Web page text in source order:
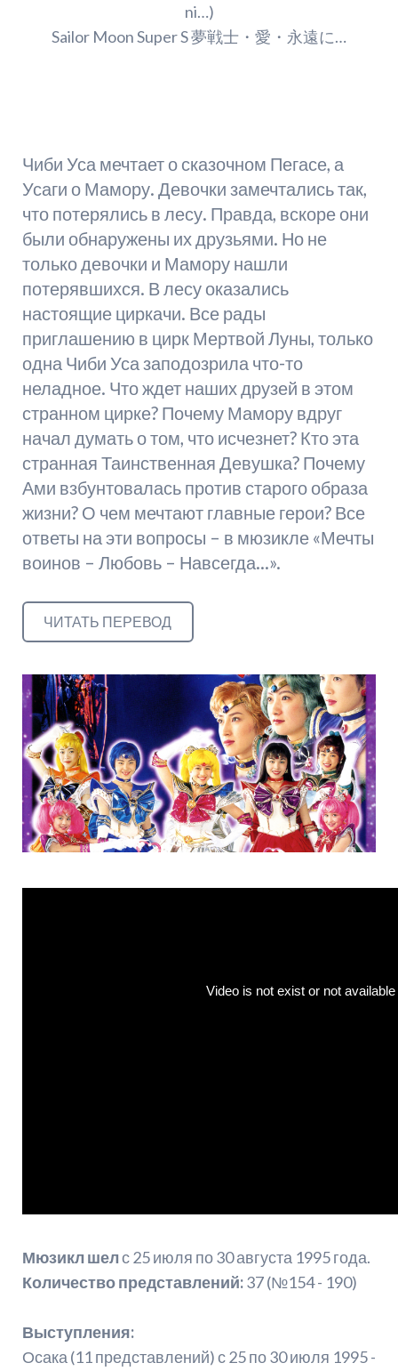
ni…)
Sailor Moon Super S 夢戦士・愛・永遠に…
Чиби Уса мечтает о сказочном Пегасе, а
Усаги о Мамору. Девочки замечтались так,
что потерялись в лесу. Правда, вскоре они
были обнаружены их друзьями. Но не
только девочки и Мамору нашли
потерявшихся. В лесу оказались
настоящие циркачи. Все рады
приглашению в цирк Мертвой Луны, только
одна Чиби Уса заподозрила что-то
неладное. Что ждет наших друзей в этом
странном цирке? Почему Мамору вдруг
начал думать о том, что исчезнет? Кто эта
странная Таинственная Девушка? Почему
Ами взбунтовалась против старого образа
жизни? О чем мечтают главные герои? Все
ответы на эти вопросы – в мюзикле «Мечты
воинов – Любовь – Навсегда…».
ЧИТАТЬ ПЕРЕВОД
Мюзикл шелс 25 июля по 30 августа 1995 года.
Количество представлений:37 (№154 - 190)
Выступления:
Осака (11 представлений) с 25 по 30 июля 1995 -